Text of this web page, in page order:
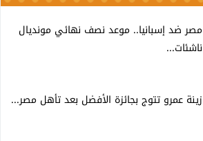
مصر ضد إسبانيا.. موعد نصف نهائي مونديال
ناشئات...
زينة عمرو تتوج بجائزة الأفضل بعد تأهل مصر...